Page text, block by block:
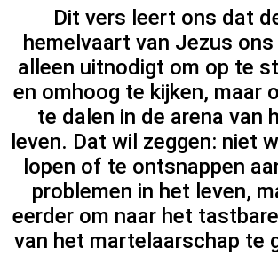
Dit vers leert ons dat
hemelvaart van Jezus
alleen uitnodigt om op te
en omhoog te kijken, maar
te dalen in de arena van
leven. Dat wil zeggen: niet
lopen of te ontsnappen
problemen in het leven,
eerder om naar het
van het martelaarschap te